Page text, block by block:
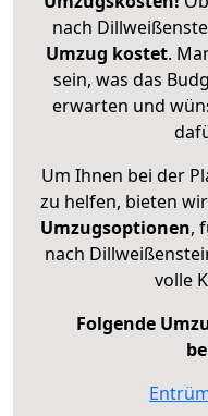
nach
Umzug kostet.
sein, was das
erwarten und
Um Ihnen bei der
zu helfen, bieten
Umzugsoptionen,
nach
volle
Folgende